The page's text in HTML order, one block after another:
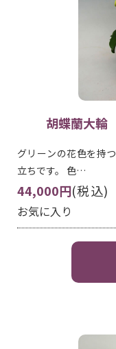
胡蝶蘭大
グリーンの花色を持
立ちです。 色…
44,000円(税込)
お気に入り